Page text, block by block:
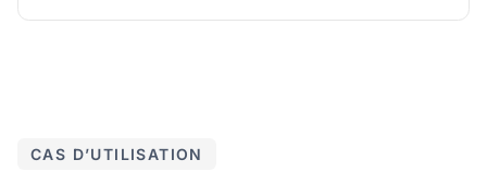
CAS D’UTILISATION